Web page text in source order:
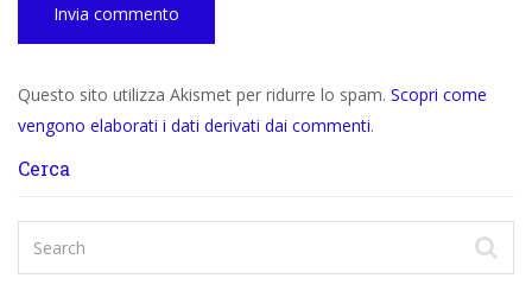
Questo sito utilizza Akismet per ridurre lo spam. Scopri come
vengono elaborati i dati derivati dai commenti.
Cerca